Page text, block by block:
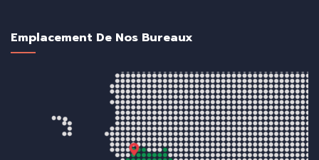
Emplacement De Nos Bureaux